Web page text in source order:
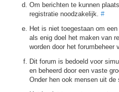
Om berichten te kunnen
registratie noodzakelijk. #
Het is niet toegestaan om
als enig doel het maken van
worden door het forumbeheer
Dit forum is bedoeld voor
en beheerd door een vaste
Onder hen ook mensen uit de